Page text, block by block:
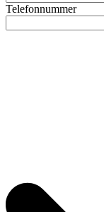
Telefonnummer